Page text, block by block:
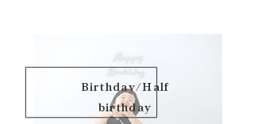
Birthday/Half
birthday